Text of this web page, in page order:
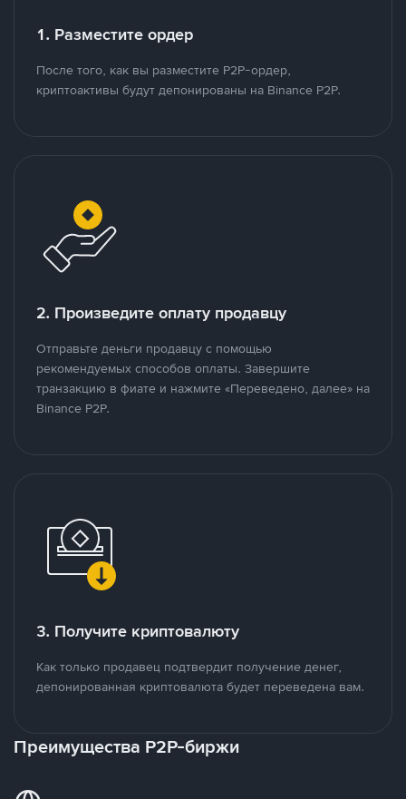
1. Разместите ордер
После того, как вы разместите P2P-ордер,
криптоактивы будут депонированы на Binance P2P.
2. Произведите оплату продавцу
Отправьте деньги продавцу с помощью
рекомендуемых способов оплаты. Завершите
транзакцию в фиате и нажмите «Переведено, далее» на
Binance P2P.
3. Получите криптовалюту
Как только продавец подтвердит получение денег,
депонированная криптовалюта будет переведена вам.
Преимущества P2P-биржи